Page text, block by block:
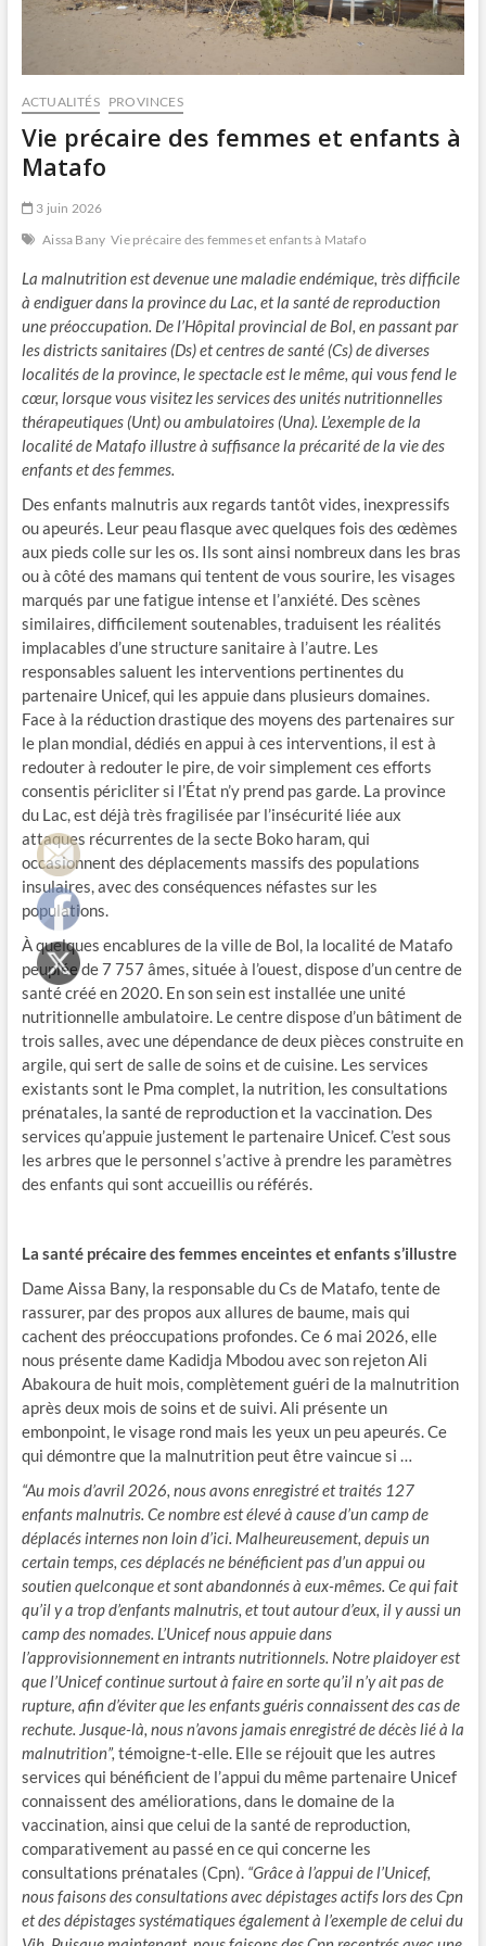
ACTUALITÉS PROVINCES
Vie précaire des femmes et enfants à
Matafo
3 juin 2026
Aissa Bany Vie précaire des femmes et enfants à Matafo
La malnutrition est devenue une maladie endémique, très difficile
à endiguer dans la province du Lac, et la santé de reproduction
une préoccupation. De l’Hôpital provincial de Bol, en passant par
les districts sanitaires (Ds) et centres de santé (Cs) de diverses
localités de la province, le spectacle est le même, qui vous fend le
cœur, lorsque vous visitez les services des unités nutritionnelles
thérapeutiques (Unt) ou ambulatoires (Una). L’exemple de la
localité de Matafo illustre à suffisance la précarité de la vie des
enfants et des femmes.
Des enfants malnutris aux regards tantôt vides, inexpressifs
ou apeurés. Leur peau flasque avec quelques fois des œdèmes
aux pieds colle sur les os. Ils sont ainsi nombreux dans les bras
ou à côté des mamans qui tentent de vous sourire, les visages
marqués par une fatigue intense et l’anxiété. Des scènes
similaires, difficilement soutenables, traduisent les réalités
implacables d’une structure sanitaire à l’autre. Les
responsables saluent les interventions pertinentes du
partenaire Unicef, qui les appuie dans plusieurs domaines.
Face à la réduction drastique des moyens des partenaires sur
le plan mondial, dédiés en appui à ces interventions, il est à
redouter à redouter le pire, de voir simplement ces efforts
consentis péricliter si l’État n’y prend pas garde. La province
du Lac, est déjà très fragilisée par l’insécurité liée aux
attaques récurrentes de la secte Boko haram, qui
occasionnent des déplacements massifs des populations
insulaires, avec des conséquences néfastes sur les
populations.
À quelques encablures de la ville de Bol, la localité de Matafo
peuplée de 7 757 âmes, située à l’ouest, dispose d’un centre de
santé créé en 2020. En son sein est installée une unité
nutritionnelle ambulatoire. Le centre dispose d’un bâtiment de
trois salles, avec une dépendance de deux pièces construite en
argile, qui sert de salle de soins et de cuisine. Les services
existants sont le Pma complet, la nutrition, les consultations
prénatales, la santé de reproduction et la vaccination. Des
services qu’appuie justement le partenaire Unicef. C’est sous
les arbres que le personnel s’active à prendre les paramètres
des enfants qui sont accueillis ou référés.
La santé précaire des femmes enceintes et enfants s’illustre
Dame Aissa Bany, la responsable du Cs de Matafo, tente de
rassurer, par des propos aux allures de baume, mais qui
cachent des préoccupations profondes. Ce 6 mai 2026, elle
nous présente dame Kadidja Mbodou avec son rejeton Ali
Abakoura de huit mois, complètement guéri de la malnutrition
après deux mois de soins et de suivi. Ali présente un
embonpoint, le visage rond mais les yeux un peu apeurés. Ce
qui démontre que la malnutrition peut être vaincue si …
“Au mois d’avril 2026, nous avons enregistré et traités 127
enfants malnutris. Ce nombre est élevé à cause d’un camp de
déplacés internes non loin d’ici. Malheureusement, depuis un
certain temps, ces déplacés ne bénéficient pas d’un appui ou
soutien quelconque et sont abandonnés à eux-mêmes. Ce qui fait
qu’il y a trop d’enfants malnutris, et tout autour d’eux, il y aussi un
camp des nomades. L’Unicef nous appuie dans
l’approvisionnement en intrants nutritionnels. Notre plaidoyer est
que l’Unicef continue surtout à faire en sorte qu’il n’y ait pas de
rupture, afin d’éviter que les enfants guéris connaissent des cas de
rechute. Jusque-là, nous n’avons jamais enregistré de décès lié à la
malnutrition”, témoigne-t-elle. Elle se réjouit que les autres
services qui bénéficient de l’appui du même partenaire Unicef
connaissent des améliorations, dans le domaine de la
vaccination, ainsi que celui de la santé de reproduction,
comparativement au passé en ce qui concerne les
consultations prénatales (Cpn). “Grâce à l’appui de l’Unicef,
nous faisons des consultations avec dépistages actifs lors des Cpn
et des dépistages systématiques également à l’exemple de celui du